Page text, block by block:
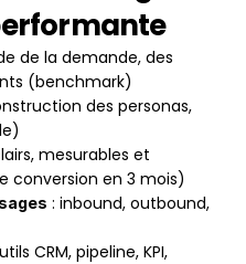
de la demande, des
(benchmark)
des personas,
mesurables et
conversion en 3 mois)
: inbound, outbound,
CRM, pipeline, KPI,